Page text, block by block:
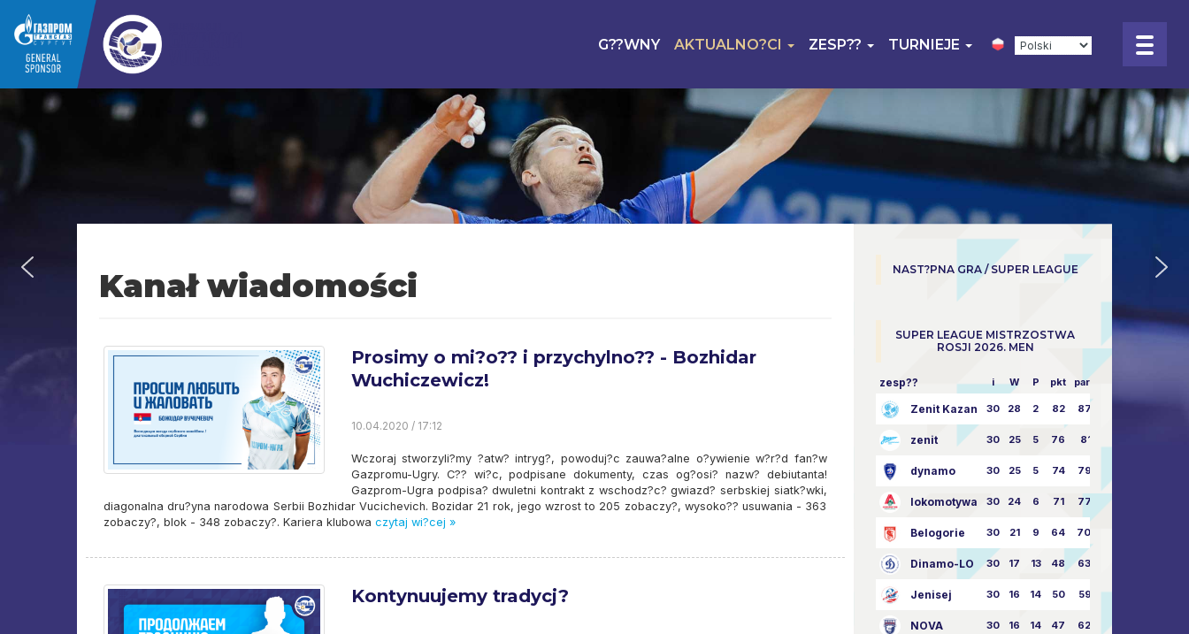
G??WNY AKTUALNO?CI ZESP?? TURNIEJE
Kanał wiadomości
Prosimy o mi?o?? i przychylno?? - Bozhidar
Wuchiczewicz!
10.04.2020 / 17:12
Wczoraj stworzyli?my ?atw? intryg?, powoduj?c zauwa?alne o?ywienie w?r?d fan?w
Gazpromu-Ugry. C?? wi?c, podpisane dokumenty, czas og?osi? nazw? debiutanta!
Gazprom-Ugra podpisa? dwuletni kontrakt z wschodz?c? gwiazd? serbskiej siatk?wki,
diagonalna dru?yna narodowa Serbii Bozhidar Vucichevich. Bozidar 21 rok, jego wzrost to 205 zobaczy?, wysoko?? usuwania - 363
zobaczy?, blok - 348 zobaczy?. Kariera klubowa czytaj wi?cej »
Kontynuujemy tradycj?
NAST?PNA GRA / SUPER LEAGUE
SUPER LEAGUE MISTRZOSTWA
ROSJI 2026. MEN
zesp?? i W P pkt parowy
Zenit Kazan 30 28 2 82 87:24
zenit 30 25 5 76 81:21
dynamo 30 25 5 74 79:26
lokomotywa 30 24 6 71 77:33
Belogorie 30 21 9 64 70:40
Dinamo-LO 30 17 13 48 63:57
Jenisej 30 16 14 50 59:53
NOVA 30 16 14 47 62:58